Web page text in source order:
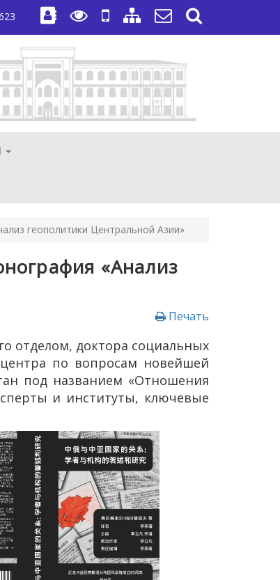
геополитики Центральной Азии»
«Анализ
Печать
отделом, доктора социальных
по вопросам новейшей
под названием «Отношения
и институты, ключевые